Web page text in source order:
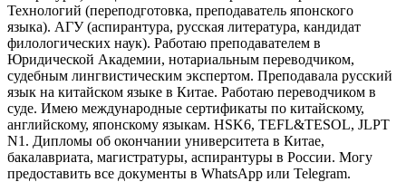
Технологий (переподготовка, преподаватель японского
языка). АГУ (аспирантура, русская литература, кандидат
филологических наук). Работаю преподавателем в
Юридической Академии, нотариальным переводчиком,
судебным лингвистическим экспертом. Преподавала русский
язык на китайском языке в Китае. Работаю переводчиком в
суде. Имею международные сертификаты по китайскому,
английскому, японскому языкам. HSK6, TEFL&TESOL, JLPT
N1. Дипломы об окончании университета в Китае,
бакалавриата, магистратуры, аспирантуры в России. Могу
предоставить все документы в WhatsApp или Telegram.